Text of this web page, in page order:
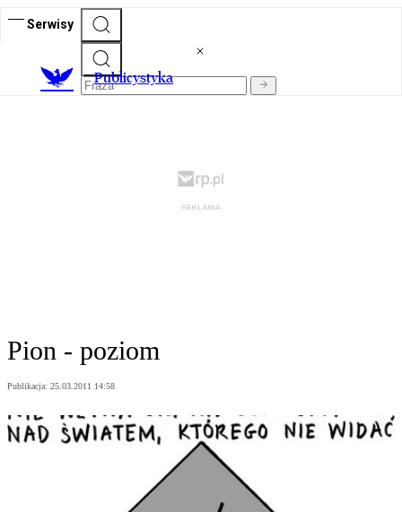
Serwisy
Publicystyka
Pion - poziom
Publikacja: 25.03.2011 14:58